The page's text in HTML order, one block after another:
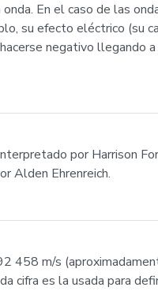
En el caso de las
su efecto eléctrico (su
negativo llegando
por Harrison
Alden Ehrenreich.
458 m/s
cifra es la usada para